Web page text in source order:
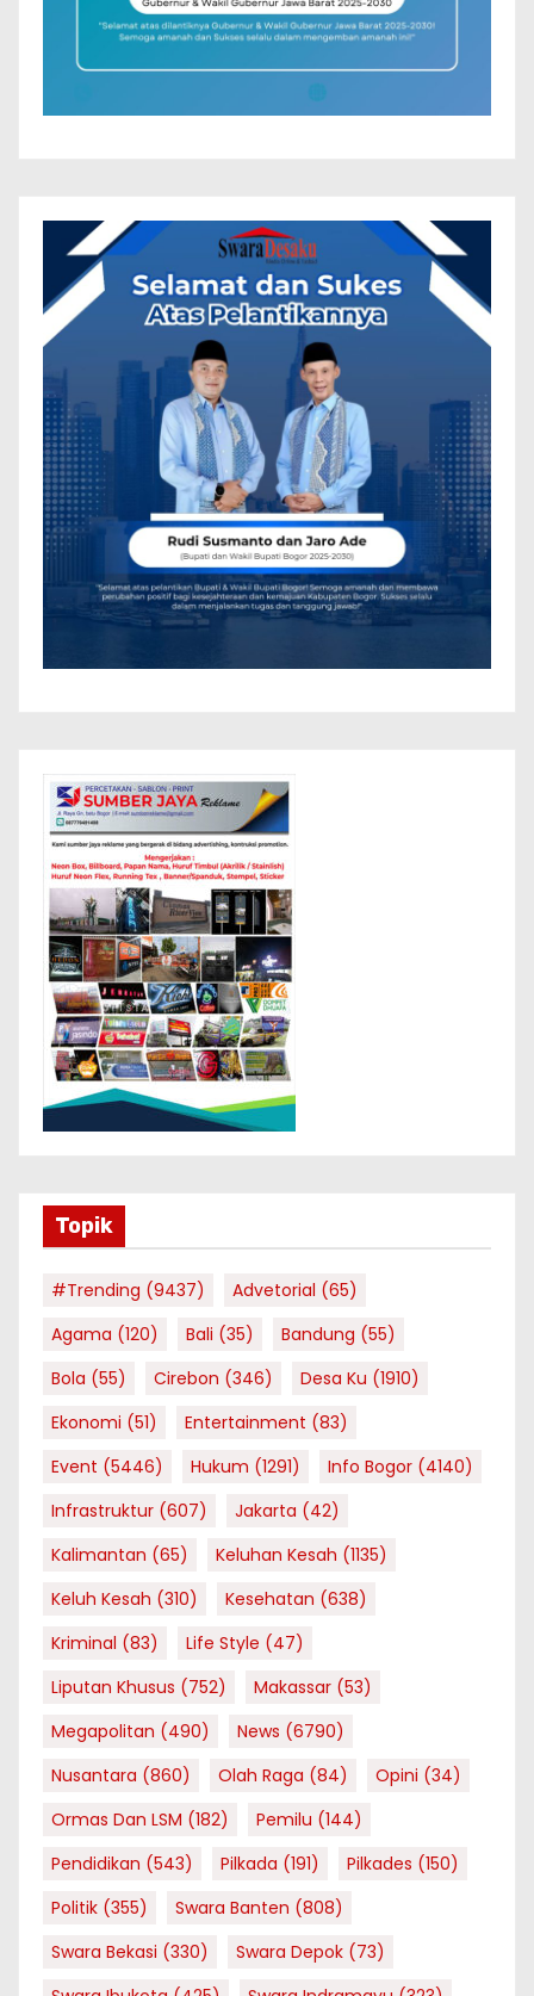
Topik
#Trending (9437) Advetorial (65)
Agama (120) Bali (35) Bandung (55)
Bola (55) Cirebon (346) Desa Ku (1910)
Ekonomi (51) Entertainment (83)
Event (5446) Hukum (1291) Info Bogor (4140)
Infrastruktur (607) Jakarta (42)
Kalimantan (65) Keluhan Kesah (1135)
Keluh Kesah (310) Kesehatan (638)
Kriminal (83) Life Style (47)
Liputan Khusus (752) Makassar (53)
Megapolitan (490) News (6790)
Nusantara (860) Olah Raga (84) Opini (34)
Ormas Dan LSM (182) Pemilu (144)
Pendidikan (543) Pilkada (191) Pilkades (150)
Politik (355) Swara Banten (808)
Swara Bekasi (330) Swara Depok (73)